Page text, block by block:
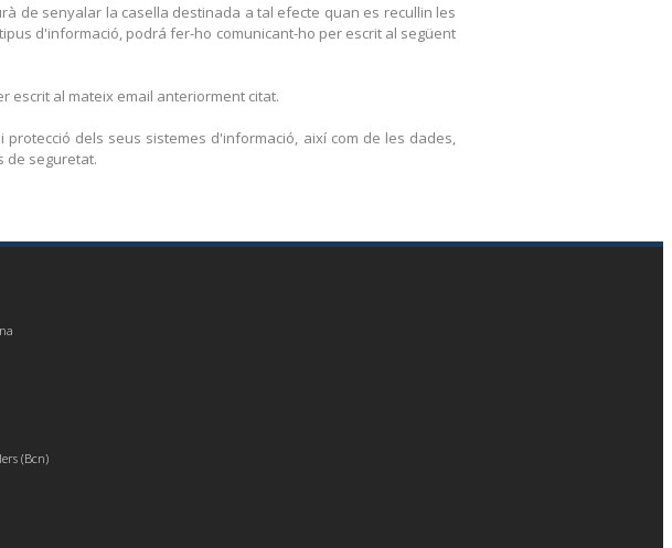
de senyalar la casella destinada a tal efecte quan es recullin les
d'informació, podrá fer-ho comunicant-ho per escrit al següent
escrit al mateix email anteriorment citat.
dels seus sistemes d'informació, així com de les dades,
de seguretat.
(Bcn)